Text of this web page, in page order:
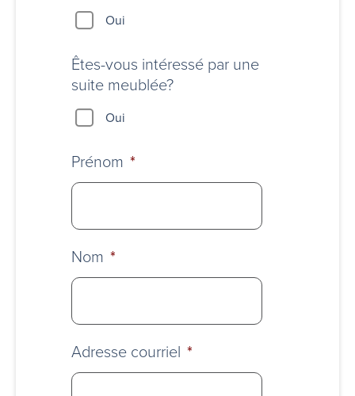
Oui
Êtes-vous intéressé par une
suite meublée?
Oui
Prénom *
Nom *
Adresse courriel *